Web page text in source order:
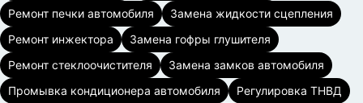
Ремонт печки автомобиля
Замена жидкости сцепления
Ремонт инжектора
Замена гофры глушителя
Ремонт стеклоочистителя
Замена замков автомобиля
Промывка кондиционера автомобиля
Регулировка ТНВД